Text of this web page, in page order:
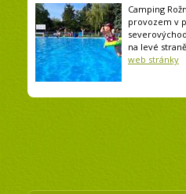
Camping
provozem v
na levé
web stránky